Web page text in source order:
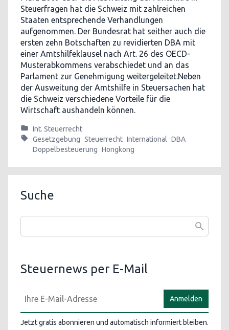
Steuerfragen hat die Schweiz mit zahlreichen
Staaten entsprechende Verhandlungen
aufgenommen. Der Bundesrat hat seither auch die
ersten zehn Botschaften zu revidierten DBA mit
einer Amtshilfeklausel nach Art. 26 des OECD-
Musterabkommens verabschiedet und an das
Parlament zur Genehmigung weitergeleitet.Neben
der Ausweitung der Amtshilfe in Steuersachen hat
die Schweiz verschiedene Vorteile für die
Wirtschaft aushandeln können.
Int. Steuerrecht
Gesetzgebung Steuerrecht International DBA
Doppelbesteuerung Hongkong
Suche
Steuernews per E-Mail
Anmelden
Jetzt gratis abonnieren und automatisch informiert bleiben.